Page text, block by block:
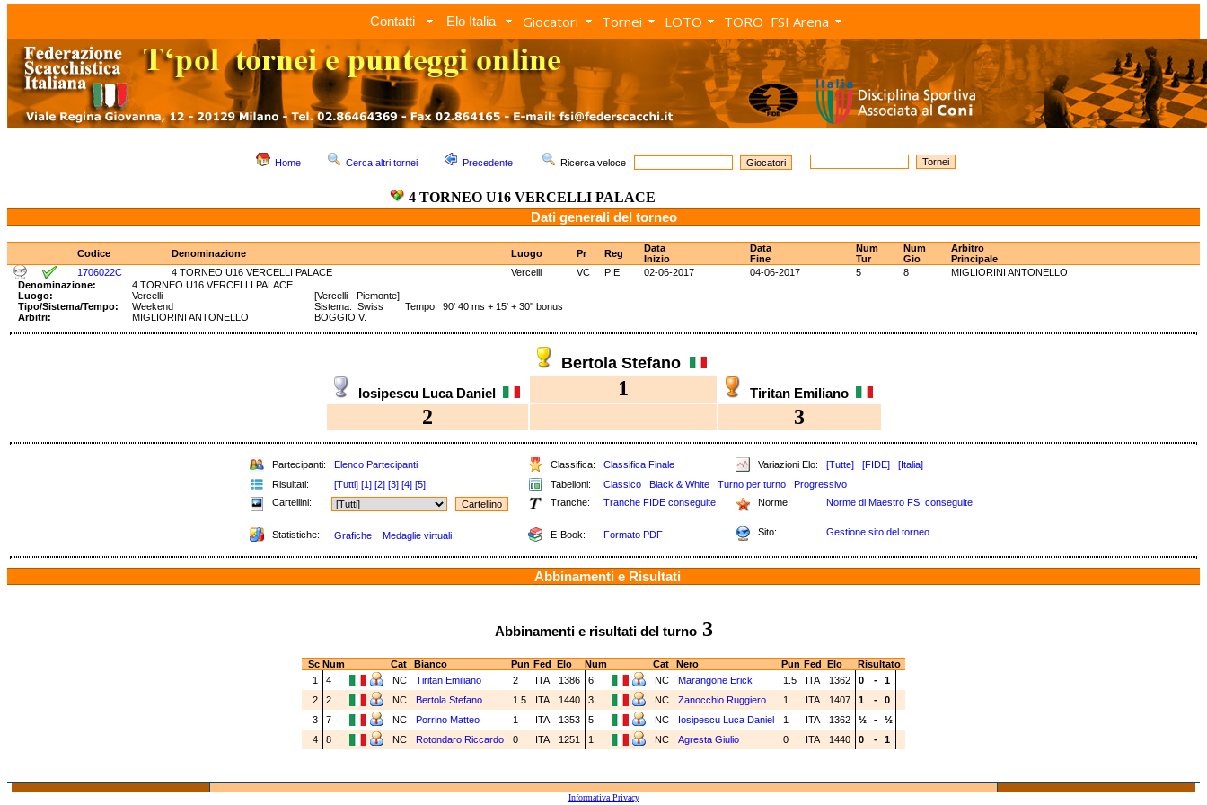
Contatti Elo Italia Giocatori Tornei LOTO TORO FSI Arena
Home Cerca altri tornei Precedente Ricerca veloce
4 TORNEO U16 VERCELLI PALACE
Dati generali del torneo
Codice Denominazione Luogo Pr Reg
Data
Inizio
Data
Fine
Num
Tur
Num
Gio
Arbitro
Principale
1706022C
4 TORNEO U16 VERCELLI PALACE Vercelli VC PIE 02-06-2017 04-06-2017 5 8
MIGLIORINI ANTONELLO
Denominazione:
4 TORNEO U16 VERCELLI PALACE
Luogo:
Vercelli
[Vercelli - Piemonte]
Tipo/Sistema/Tempo:
Weekend
Sistema: Swiss Tempo: 90' 40 ms + 15' + 30'' bonus
Arbitri:
MIGLIORINI ANTONELLO BOGGIO V.
Bertola Stefano
Iosipescu Luca Daniel 1 Tiritan Emiliano
2 3
Partecipanti: Elenco Partecipanti Classifica: Classifica Finale Variazioni Elo: [Tutte] [FIDE]
[Italia]
Risultati:
[Tutti] [1] [2] [3] [4] [5] Tabelloni: Classico Black & White Turno per turno
Progressivo
Cartellini:
Tranche: Tranche FIDE conseguite Norme: Norme di Maestro FSI conseguite
Statistiche: Grafiche Medaglie virtuali E-Book: Formato PDF Sito: Gestione sito del torneo
Abbinamenti e Risultati
Abbinamenti e risultati del turno3
Sc Num Cat Bianco Pun Fed Elo Num Cat Nero Pun Fed Elo
Risultato
1
4 NC Tiritan Emiliano 2 ITA 1386 6 NC Marangone Erick 1.5 ITA 1362 0 -
1
2
2 NC Bertola Stefano 1.5 ITA 1440 3 NC Zanocchio Ruggiero 1 ITA 1407 1 -
0
3
7 NC Porrino Matteo 1 ITA 1353 5 NC Iosipescu Luca Daniel 1 ITA 1362 ½ -
½
4
8 NC Rotondaro Riccardo 0 ITA 1251 1 NC Agresta Giulio 0 ITA 1440 0 - 1
Informativa Privacy